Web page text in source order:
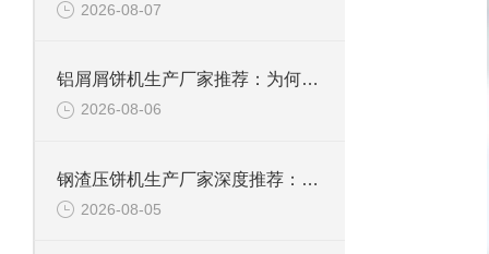
2026-08-07
铝屑屑饼机生产厂家推荐：为何恩派特成为金属回收行业的“隐形优选”？
2026-08-06
钢渣压饼机生产厂家深度推荐：为何恩派特成为高净值产线的优选
2026-08-05